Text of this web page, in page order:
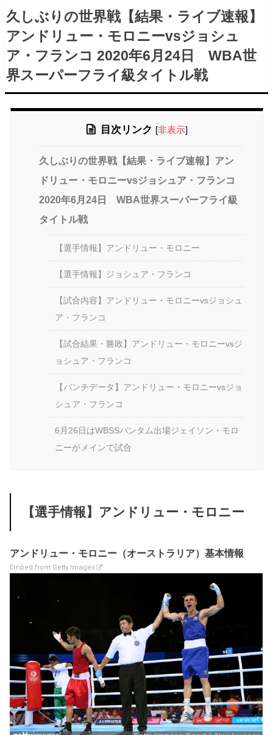
久しぶりの世界戦【結果・ライブ速報】
アンドリュー・モロニーvsジョシュ
ア・フランコ 2020年6月24日 WBA世
界スーパーフライ級タイトル戦
目次リンク [非表示]
久しぶりの世界戦【結果・ライブ速報】アン
ドリュー・モロニーvsジョシュア・フランコ
2020年6月24日 WBA世界スーパーフライ級
タイトル戦
【選手情報】アンドリュー・モロニー
【選手情報】ジョシュア・フランコ
【試合内容】アンドリュー・モロニーvsジョシュ
ア・フランコ
【試合結果・勝敗】アンドリュー・モロニーvsジ
ョシュア・フランコ
【パンチデータ】アンドリュー・モロニーvsジョ
シュア・フランコ
6月26日はWBSSバンタム出場ジェイソン・モロ
ニーがメインで試合
【選手情報】アンドリュー・モロニー
アンドリュー・モロニー（オーストラリア）基本情報
Embed from Getty Images